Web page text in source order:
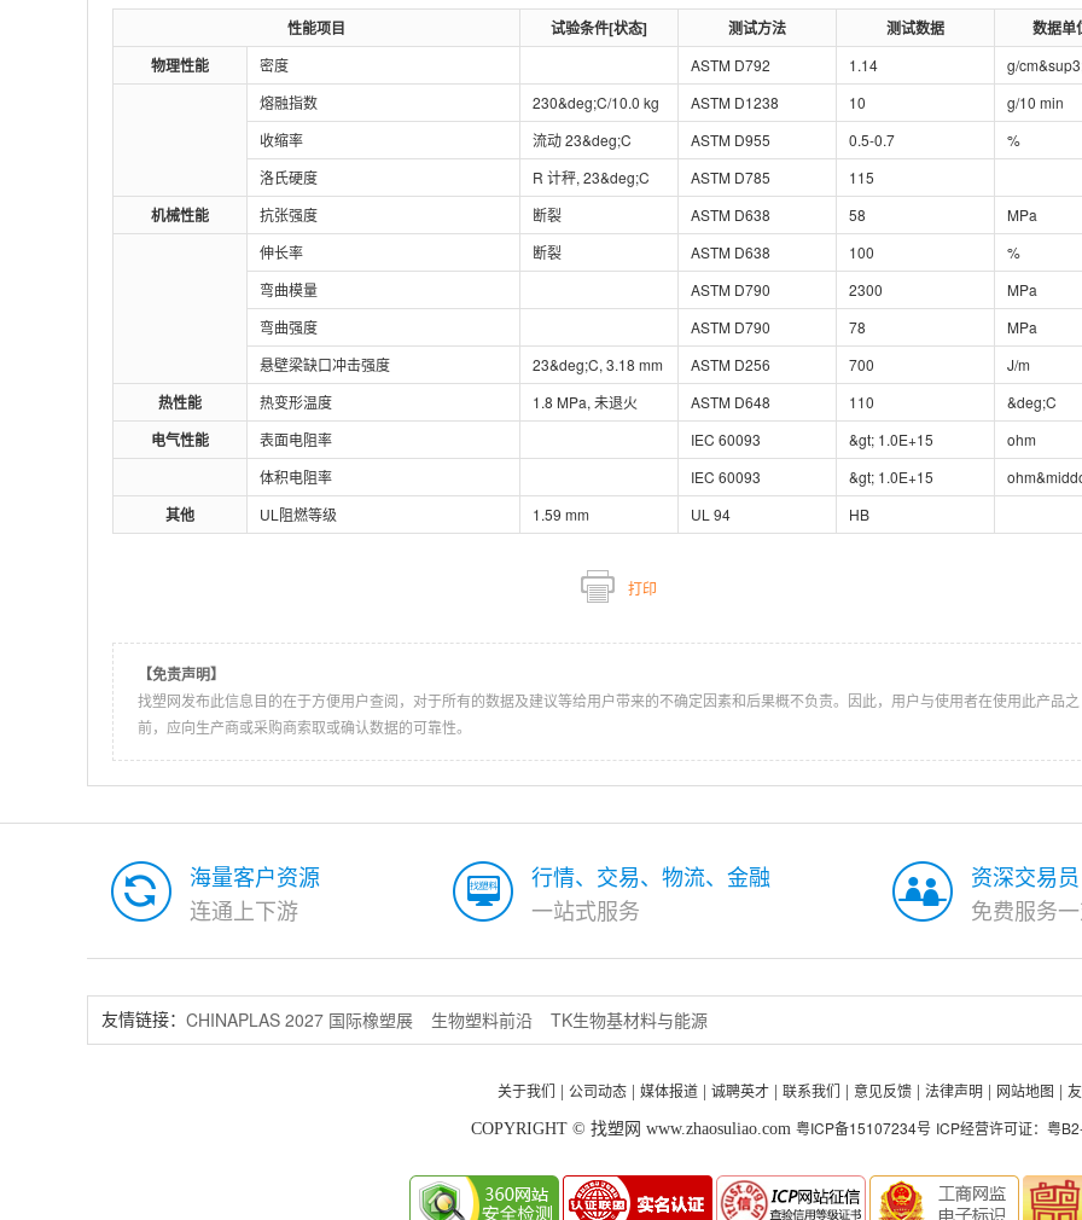
性能项目 试验条件[状态] 测试方法 测试数据
数据单
物理性能
密度 ASTM D792 1.14
g/
熔融指数
230&deg;C/10.0 kg ASTM D1238 10
g/10 min
收缩率
流动 23&deg;C ASTM D955 0.5-0.7
%
洛氏硬度
R 计秤, 23&deg;C ASTM D785 115
机械性能 抗张强度 断裂 ASTM D638 58
MPa
伸长率
断裂 ASTM D638 100
%
弯曲模量
ASTM D790 2300
MPa
弯曲强度
ASTM D790 78
MPa
悬壁梁缺口冲击强度
23&deg;C, 3.18 mm ASTM D256 700 J/m
热性能 热变形温度 1.8 MPa, 未退火 ASTM D648 110 &deg;C
电气性能 表面电阻率 IEC 60093 &gt; 1.0E+15
ohm
体积电阻率
IEC 60093 &gt; 1.0E+15
其他 UL阻燃等级 1.59 mm UL 94 HB
打印
【免责声明】
找塑网发布此信息目的在于方便用户查阅，对于所有的数据及建议等给用户带来的不确定因素和后果概不负责。因此，用户与使用者在使用此产品之
前，应向生产商或采购商索取或确认数据的可靠性。
海量客户资源
连通上下游
行情、交易、物流、金融
一站式服务
资深交易员
免费服务
友情链接： CHINAPLAS 2027 国际橡塑展 生物塑料前沿 TK生物基材料与能源
关于我们 公司动态 媒体报道 诚聘英才 联系我们 意见反馈 法律声明 网站地图
COPYRIGHT © 找塑网 www.zhaosuliao.com 粤ICP备15107234号 ICP经营许可证：粤